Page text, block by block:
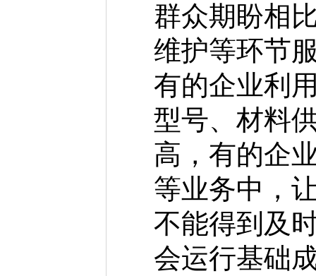
群众期盼相
维护等环节
有的企业利
型号、材料
高，有的企
等业务中，
不能得到及
会运行基础